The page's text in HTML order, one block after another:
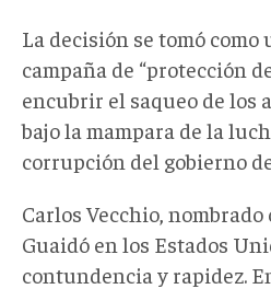
La decisión se tomó como
campaña de “protección
encubrir el saqueo de los
bajo la mampara de la
corrupción del gobierno
Carlos Vecchio,
Guaidó en los Estados
contundencia y rapidez.